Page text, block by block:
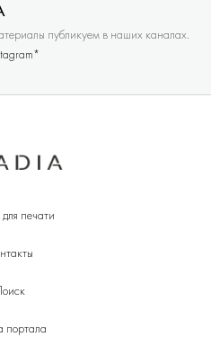
публикуем в наших каналах.
печати
Поиск
портала